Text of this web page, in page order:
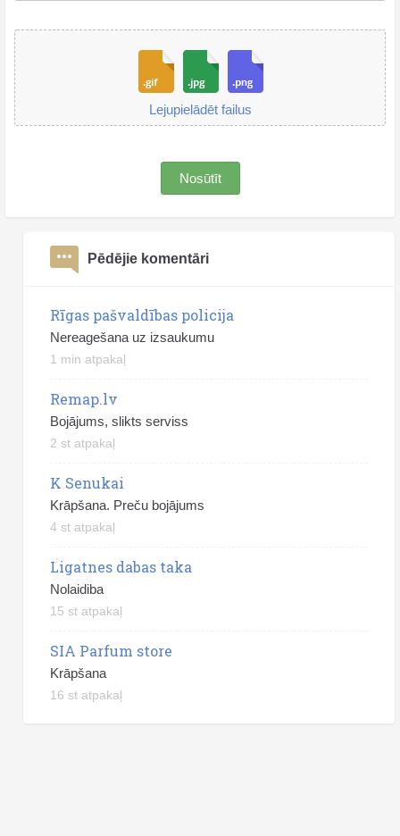
Lejupielādēt failus
Nosūtīt
Pēdējie komentāri
Rīgas pašvaldības policija
Nereagešana uz izsaukumu
1 min atpakaļ
Remap.lv
Bojājums, slikts serviss
2 st atpakaļ
K Senukai
Krāpšana. Preču bojājums
4 st atpakaļ
Ligatnes dabas taka
Nolaidiba
15 st atpakaļ
SIA Parfum store
Krāpšana
16 st atpakaļ